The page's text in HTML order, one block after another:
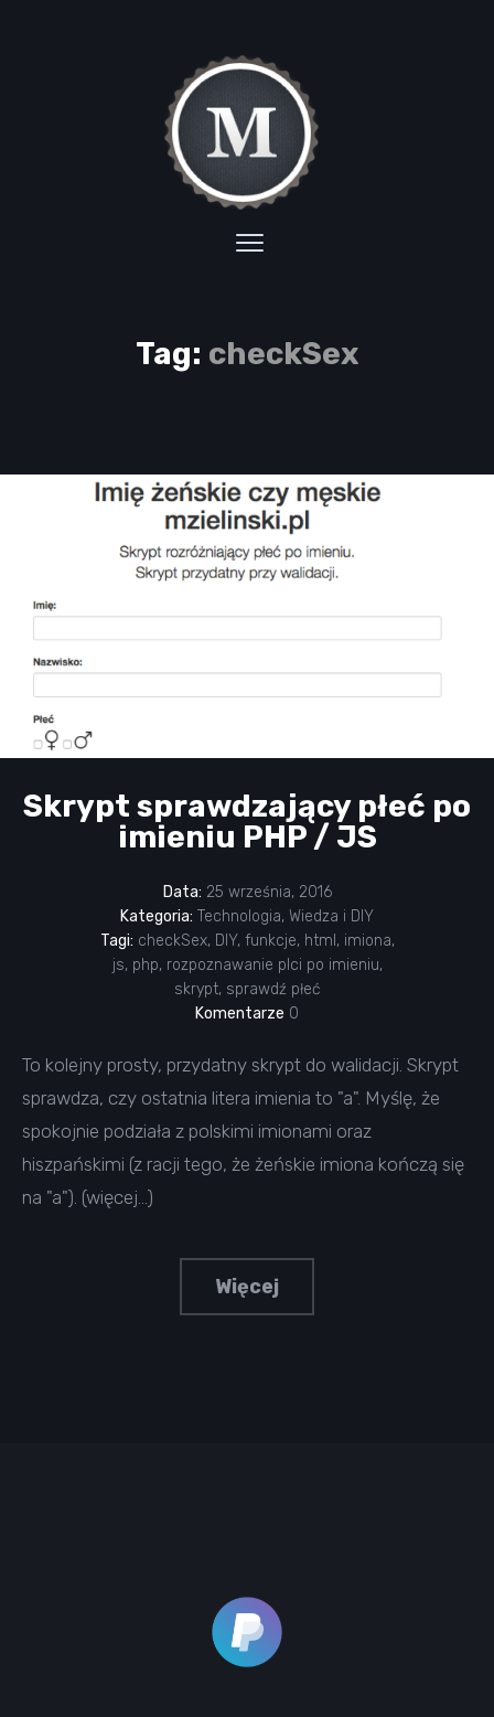
Tag: checkSex
Skrypt sprawdzający płeć po
imieniu PHP / JS
Data: 25 września, 2016
Kategoria: Technologia, Wiedza i DIY
Tagi: checkSex, DIY, funkcje, html , imiona,
js, php, rozpoznawanie plci po imieniu,
skrypt, sprawdź płeć
Komentarze 0
To kolejny prosty, przydatny skrypt do walidacji. Skrypt
sprawdza, czy ostatnia litera imienia to "a". Myślę, że
spokojnie podziała z polskimi imionami oraz
hiszpańskimi (z racji tego, że żeńskie imiona kończą się
na "a"). (więcej…)
Więcej